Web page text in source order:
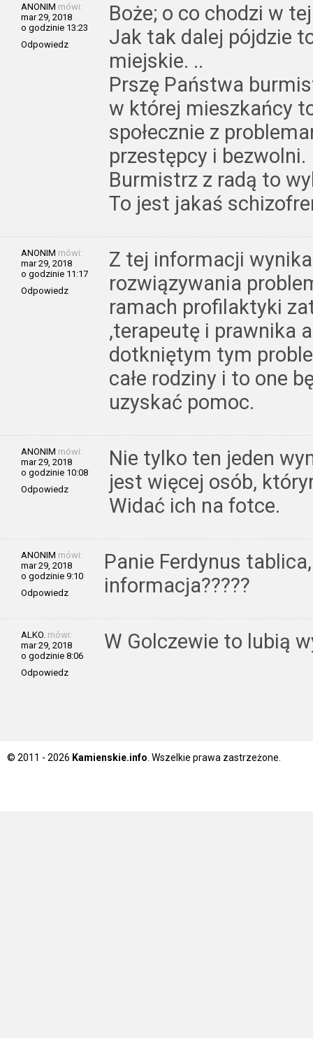
ANONIM mówi:
mar 29, 2018
o godzinie 13:23
Odpowiedz
Boże; o co chodzi w
Jak tak dalej pójdzie
miejskie. ..
Prszę Państwa
w której mieszkańcy
społecznie z
przestępcy i bezwolni.
Burmistrz z radą to
To jest jakaś
ANONIM mówi:
mar 29, 2018
o godzinie 11:17
Odpowiedz
Z tej informacji
rozwiązywania
ramach profilaktyki
,terapeutę i prawnika
dotkniętym tym
całe rodziny i to one
uzyskać pomoc.
ANONIM mówi:
mar 29, 2018
o godzinie 10:08
Odpowiedz
Nie tylko ten jeden
jest więcej osób,
Widać ich na fotce.
ANONIM mówi:
mar 29, 2018
o godzinie 9:10
Odpowiedz
Panie Ferdynus
informacja?????
ALKO. mówi:
mar 29, 2018
o godzinie 8:06
Odpowiedz
W Golczewie to lubią
© 2011 - 2026 Kamienskie.info . Wszelkie prawa zastrzeżone.